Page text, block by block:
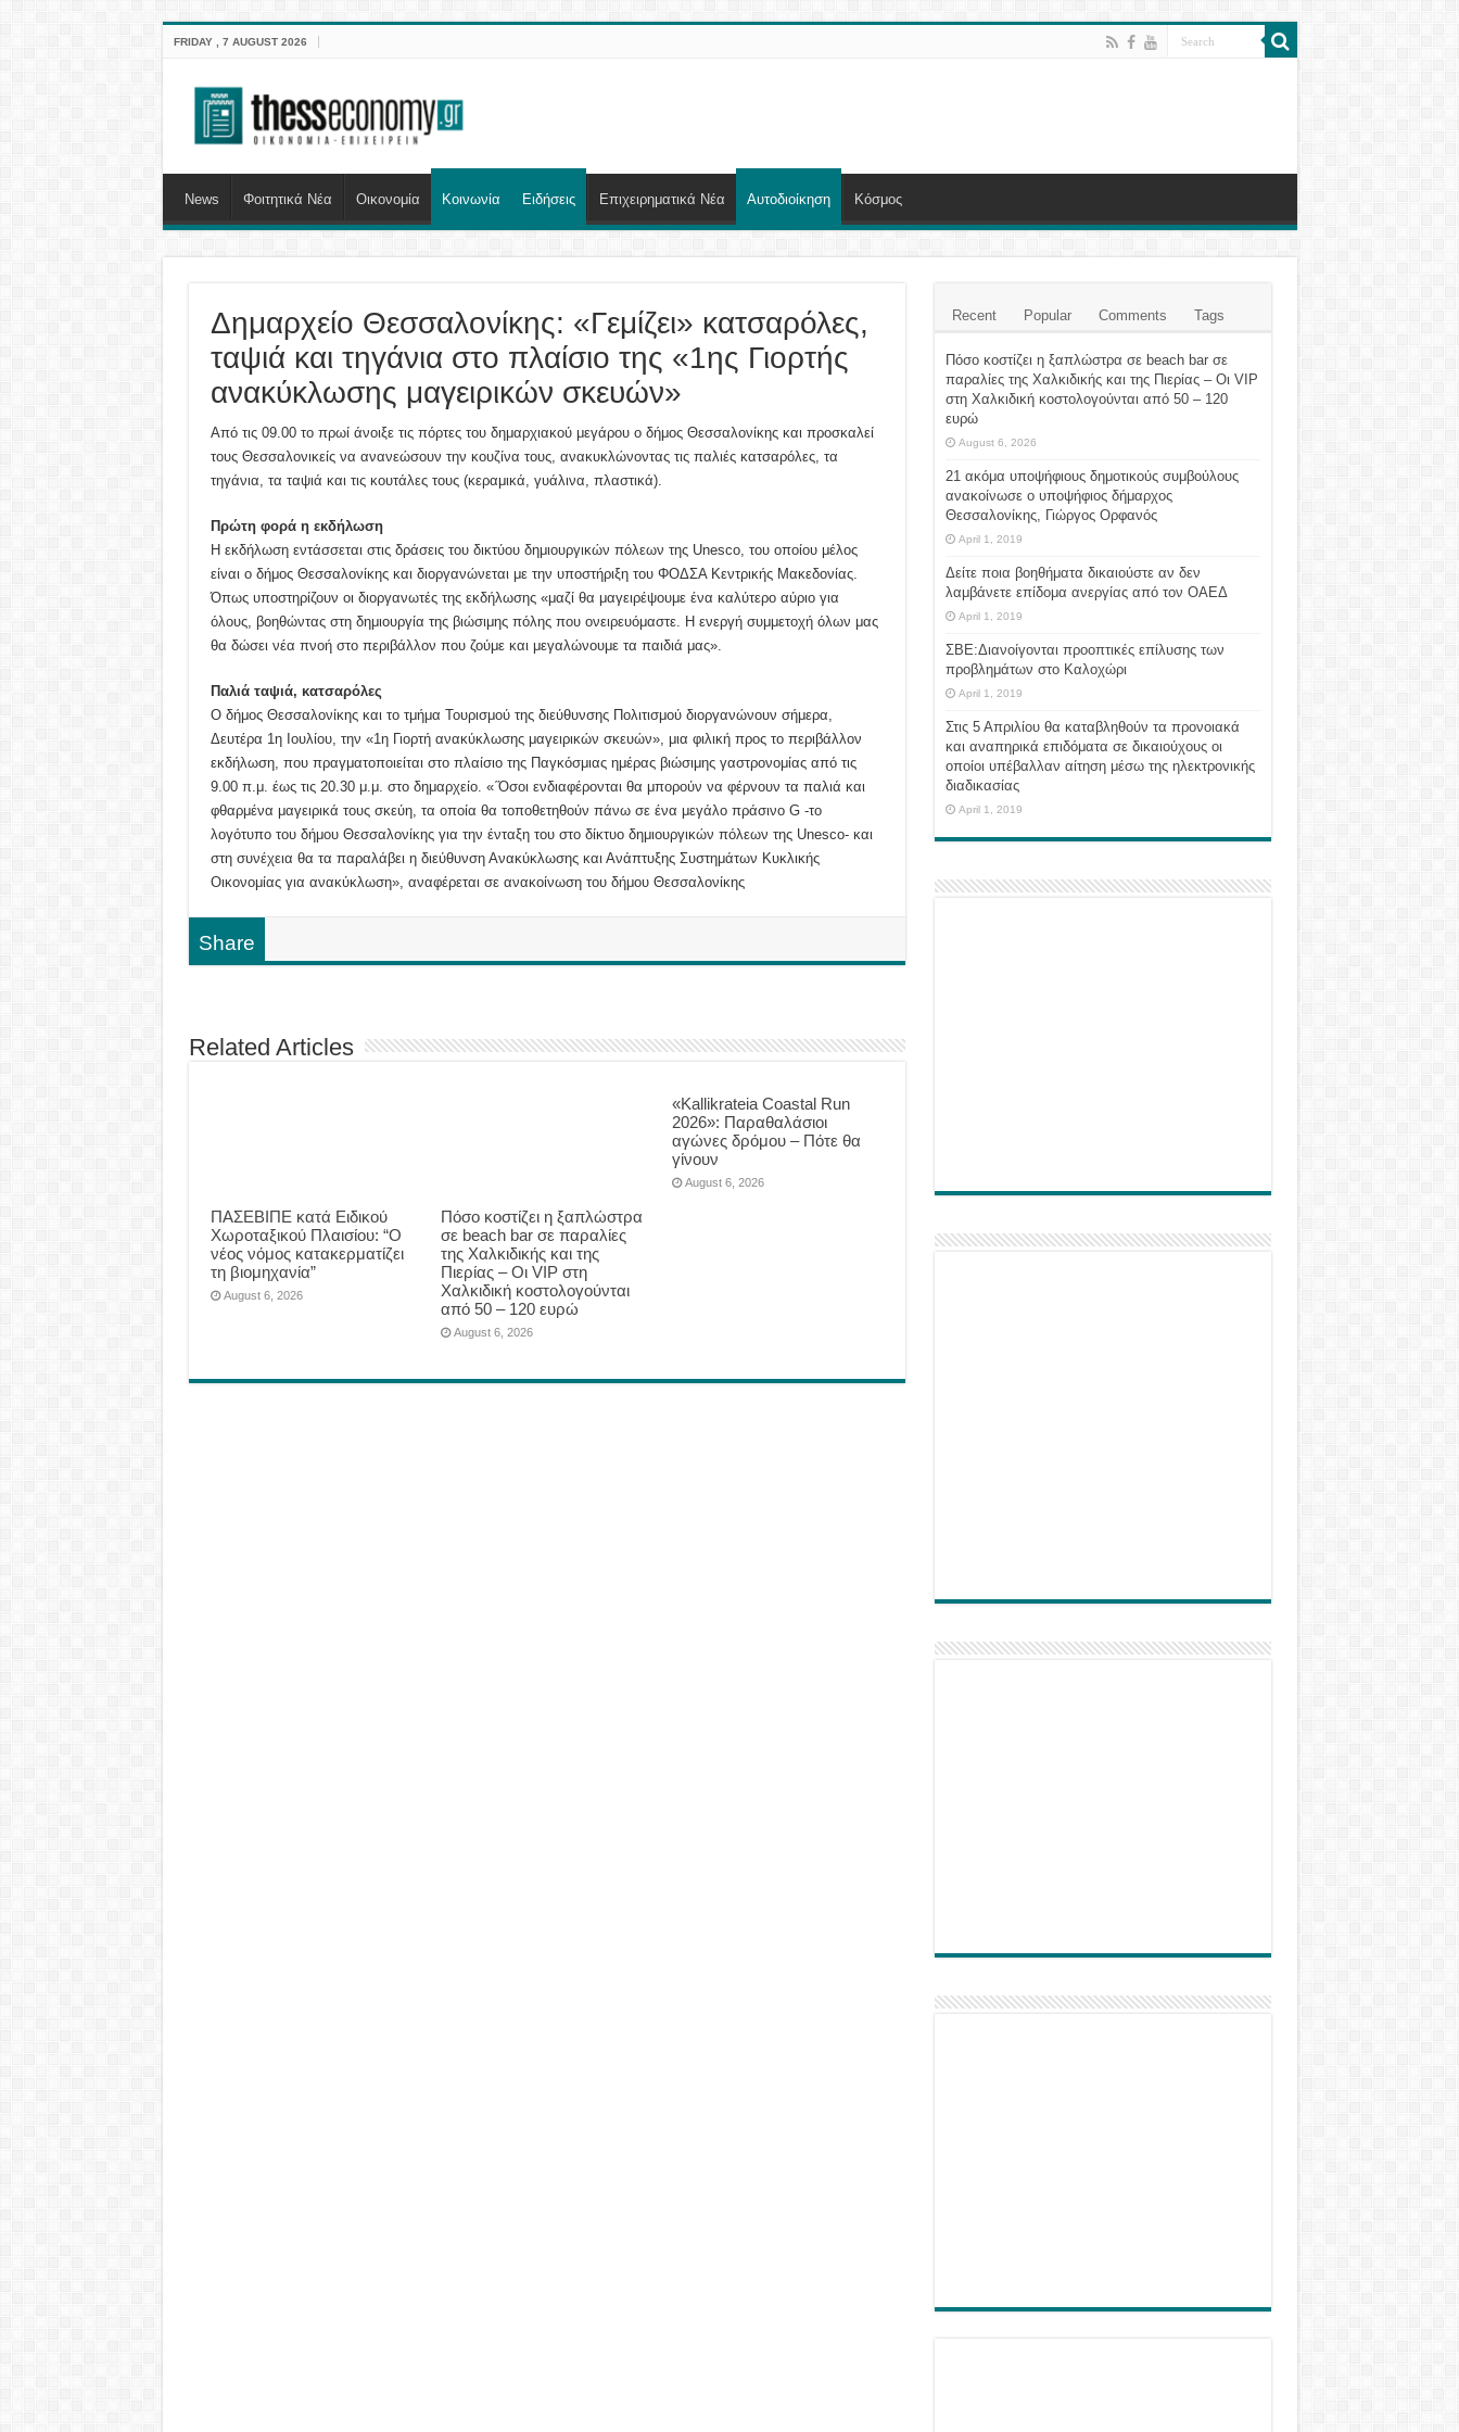
FRIDAY , 7 AUGUST 2026
News Φοιτητικά Νέα Οικονομία Κοινωνία Ειδήσεις Επιχειρηματικά Νέα Αυτοδιοίκηση Κόσμος
Δημαρχείο Θεσσαλονίκης: «Γεμίζει» κατσαρόλες,
ταψιά και τηγάνια στο πλαίσιο της «1ης Γιορτής
ανακύκλωσης μαγειρικών σκευών»
Από τις 09.00 το πρωί άνοιξε τις πόρτες του δημαρχιακού μεγάρου ο δήμος Θεσσαλονίκης και προσκαλεί
τους Θεσσαλονικείς να ανανεώσουν την κουζίνα τους, ανακυκλώνοντας τις παλιές κατσαρόλες, τα
τηγάνια, τα ταψιά και τις κουτάλες τους (κεραμικά, γυάλινα, πλαστικά).
Πρώτη φορά η εκδήλωση
Η εκδήλωση εντάσσεται στις δράσεις του δικτύου δημιουργικών πόλεων της Unesco, του οποίου μέλος
είναι ο δήμος Θεσσαλονίκης και διοργανώνεται με την υποστήριξη του ΦΟΔΣΑ Κεντρικής Μακεδονίας.
Όπως υποστηρίζουν οι διοργανωτές της εκδήλωσης «μαζί θα μαγειρέψουμε ένα καλύτερο αύριο για
όλους, βοηθώντας στη δημιουργία της βιώσιμης πόλης που ονειρευόμαστε. Η ενεργή συμμετοχή όλων μας
θα δώσει νέα πνοή στο περιβάλλον που ζούμε και μεγαλώνουμε τα παιδιά μας».
Παλιά ταψιά, κατσαρόλες
Ο δήμος Θεσσαλονίκης και το τμήμα Τουρισμού της διεύθυνσης Πολιτισμού διοργανώνουν σήμερα,
Δευτέρα 1η Ιουλίου, την «1η Γιορτή ανακύκλωσης μαγειρικών σκευών», μια φιλική προς το περιβάλλον
εκδήλωση, που πραγματοποιείται στο πλαίσιο της Παγκόσμιας ημέρας βιώσιμης γαστρονομίας από τις
9.00 π.μ. έως τις 20.30 μ.μ. στο δημαρχείο. «΄Όσοι ενδιαφέρονται θα μπορούν να φέρνουν τα παλιά και
φθαρμένα μαγειρικά τους σκεύη, τα οποία θα τοποθετηθούν πάνω σε ένα μεγάλο πράσινο G -το
λογότυπο του δήμου Θεσσαλονίκης για την ένταξη του στο δίκτυο δημιουργικών πόλεων της Unesco- και
στη συνέχεια θα τα παραλάβει η διεύθυνση Ανακύκλωσης και Ανάπτυξης Συστημάτων Κυκλικής
Οικονομίας για ανακύκλωση», αναφέρεται σε ανακοίνωση του δήμου Θεσσαλονίκης
Share
Related Articles
ΠΑΣΕΒΙΠΕ κατά Ειδικού
Χωροταξικού Πλαισίου: “Ο
νέος νόμος κατακερματίζει
τη βιομηχανία”
August 6, 2026
Πόσο κοστίζει η ξαπλώστρα
σε beach bar σε παραλίες
της Χαλκιδικής και της
Πιερίας – Οι VIP στη
Χαλκιδική κοστολογούνται
από 50 – 120 ευρώ
August 6, 2026
«Kallikrateia Coastal Run
2026»: Παραθαλάσιοι
αγώνες δρόμου – Πότε θα
γίνουν
August 6, 2026
Recent Popular Comments Tags
Πόσο κοστίζει η ξαπλώστρα σε beach bar σε
παραλίες της Χαλκιδικής και της Πιερίας – Οι VIP
στη Χαλκιδική κοστολογούνται από 50 – 120
ευρώ
August 6, 2026
21 ακόμα υποψήφιους δημοτικούς συμβούλους
ανακοίνωσε ο υποψήφιος δήμαρχος
Θεσσαλονίκης, Γιώργος Ορφανός
April 1, 2019
Δείτε ποια βοηθήματα δικαιούστε αν δεν
λαμβάνετε επίδομα ανεργίας από τον ΟΑΕΔ
April 1, 2019
ΣΒΕ:Διανοίγονται προοπτικές επίλυσης των
προβλημάτων στο Καλοχώρι
April 1, 2019
Στις 5 Απριλίου θα καταβληθούν τα προνοιακά
και αναπηρικά επιδόματα σε δικαιούχους οι
οποίοι υπέβαλλαν αίτηση μέσω της ηλεκτρονικής
διαδικασίας
April 1, 2019